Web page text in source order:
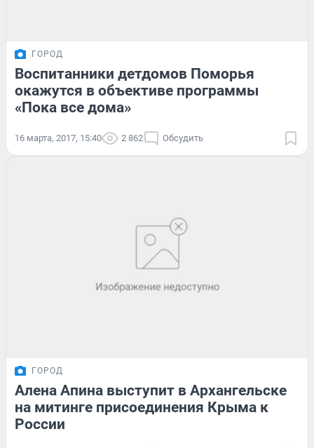
ГОРОД
Воспитанники детдомов Поморья
окажутся в объективе программы
«Пока все дома»
16 марта, 2017, 15:40 2 862 Обсудить
ГОРОД
Алена Апина выступит в Архангельске
на митинге присоединения Крыма к
России